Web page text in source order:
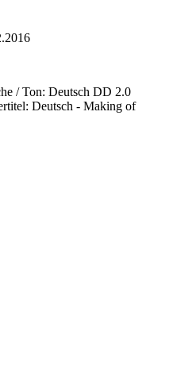
/ Ton: Deutsch DD 2.0
Deutsch - Making of